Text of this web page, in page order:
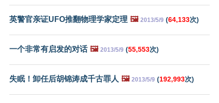
英警官亲证UFO推翻物理学家定理 🖼️ 2013/5/9 (64,133次)
一个非常有启发的对话 🖼️ 2013/5/9 (55,553次)
失眠！卸任后胡锦涛成千古罪人 🖼️ 2013/5/9 (192,993次)